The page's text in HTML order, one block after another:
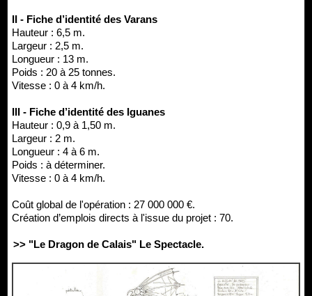
II - Fiche d’identité des Varans
Hauteur : 6,5 m.
Largeur : 2,5 m.
Longueur : 13 m.
Poids : 20 à 25 tonnes.
Vitesse : 0 à 4 km/h.
III - Fiche d’identité des Iguanes
Hauteur : 0,9 à 1,50 m.
Largeur : 2 m.
Longueur : 4 à 6 m.
Poids : à déterminer.
Vitesse : 0 à 4 km/h.
Coût global de l'opération : 27 000 000 €.
Création d’emplois directs à l'issue du projet : 70.
>> "Le Dragon de Calais" Le Spectacle.